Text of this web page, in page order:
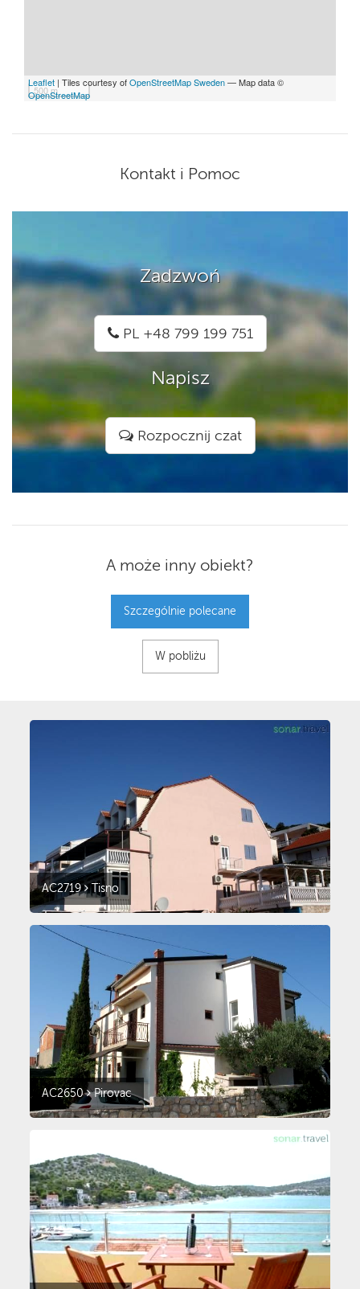
500 m
Leaflet | Tiles courtesy ofOpenStreetMap Sweden— Map data ©
OpenStreetMap
Kontakt i Pomoc
Zadzwoń
PL +48 799 199 751
Napisz
Rozpocznij czat
A może inny obiekt?
Szczególnie polecane
W pobliżu
AC2719 Tisno
AC2650 Pirovac